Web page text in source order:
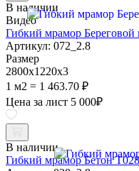
В наличии
Видео
Гибкий мрамор Береговой
Артикул: 072_2.8
Размер
2800х1220х3
1 м2 = 1 463.70 ₽
Цена за лист 5 000₽
В наличии
Гибкий мрамор Бетон